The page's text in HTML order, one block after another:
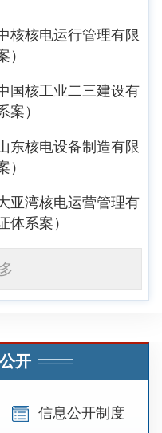
核核电运行管理有限
）
国核工业二三建设有
案）
东核电设备制造有限
）
亚湾核电运营管理有
体系案）
开
信息公开制度